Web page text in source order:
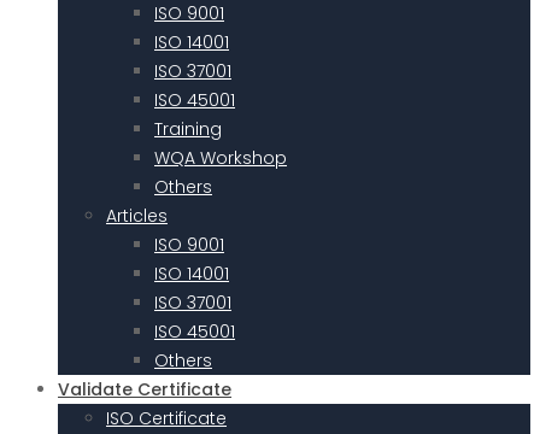
ISO 9001
ISO 14001
ISO 37001
ISO 45001
Training
WQA Workshop
Others
Articles
ISO 9001
ISO 14001
ISO 37001
ISO 45001
Others
Validate Certificate
ISO Certificate